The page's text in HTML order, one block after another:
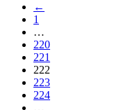
←
1
…
220
221
222
223
224